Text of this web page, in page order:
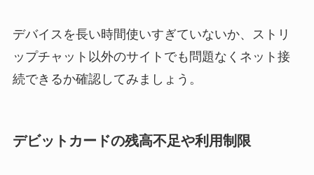
デバイスを長い時間使いすぎていないか、ストリ
ップチャット以外のサイトでも問題なくネット接
続できるか確認してみましょう。
デビットカードの残高不足や利用制限